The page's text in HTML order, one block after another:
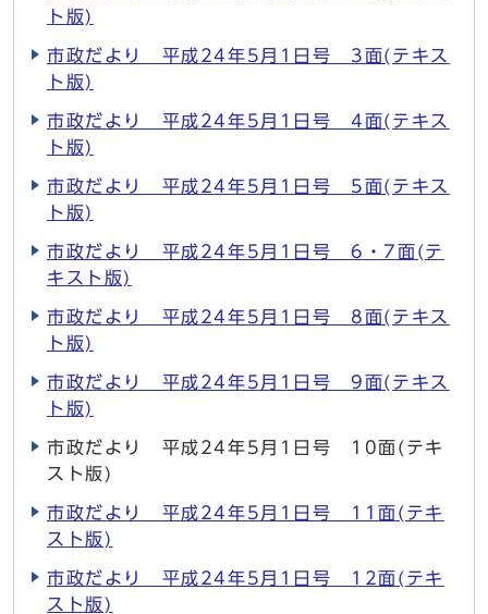
ト版)
市政だより 平成24年5月1日号 3面(テキス
ト版)
市政だより 平成24年5月1日号 4面(テキス
ト版)
市政だより 平成24年5月1日号 5面(テキス
ト版)
市政だより 平成24年5月1日号 6・7面(テ
キスト版)
市政だより 平成24年5月1日号 8面(テキス
ト版)
市政だより 平成24年5月1日号 9面(テキス
ト版)
市政だより 平成24年5月1日号 10面(テキ
スト版)
市政だより 平成24年5月1日号 11面(テキ
スト版)
市政だより 平成24年5月1日号 12面(テキ
スト版)